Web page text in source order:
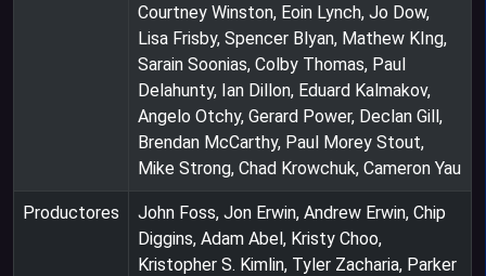
Courtney Winston, Eoin Lynch, Jo Dow,
Lisa Frisby, Spencer Blyan, Mathew KIng,
Sarain Soonias, Colby Thomas, Paul
Delahunty, Ian Dillon, Eduard Kalmakov,
Angelo Otchy, Gerard Power, Declan Gill,
Brendan McCarthy, Paul Morey Stout,
Mike Strong, Chad Krowchuk, Cameron Yau
Productores
John Foss, Jon Erwin, Andrew Erwin, Chip
Diggins, Adam Abel, Kristy Choo,
Kristopher S. Kimlin, Tyler Zacharia, Parker